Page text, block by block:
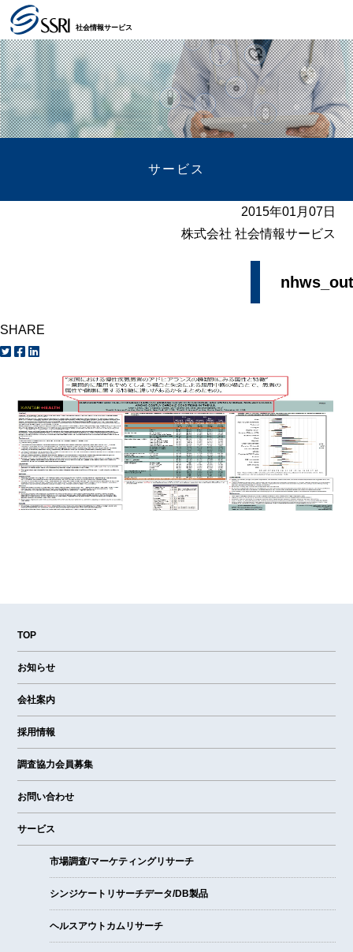
社会情報サービス
サービス
2015年01月07日
株式会社 社会情報サービス
SHARE
TOP
お知らせ
会社案内
採用情報
調査協力会員募集
お問い合わせ
サービス
市場調査/マーケティングリサーチ
シンジケートリサーチデータ/DB製品
ヘルスアウトカムリサーチ